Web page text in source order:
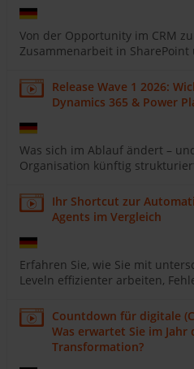
Von der Opportunity im CRM
Zusammenarbeit in SharePoint
Release Wave 1 2026:
Dynamics 365 & Power
Was sich im Ablauf ändert –
Organisation künftig
Ihr Shortcut zur
Agents im Vergleich
Erfahren Sie, wie Sie mit
Leveln effizienter arbeiten,
Countdown für digitale
Was erwartet Sie im Jahr
Transformation?